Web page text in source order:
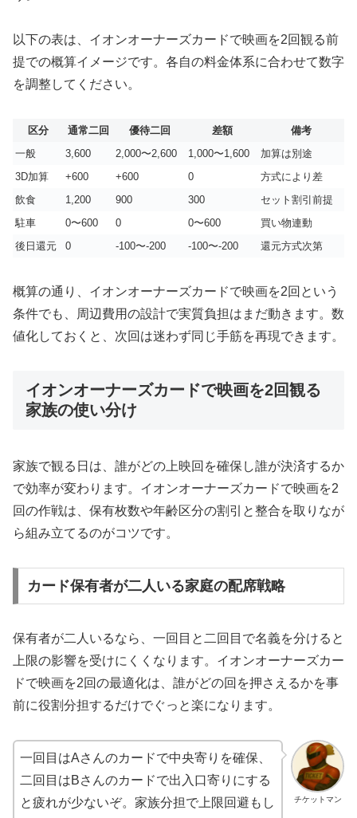
以下の表は、イオンオーナーズカードで映画を2回観る前
提での概算イメージです。各自の料金体系に合わせて数字
を調整してください。
区分 通常二回 優待二回 差額
備考
一般
3,600 2,000〜2,600 1,000〜1,600
加算は別途
3D加算
+600 +600 0
方式により差
飲食
1,200 900 300
セット割引前提
駐車
0〜600 0 0〜600
買い物連動
後日還元
0 -100〜-200 -100〜-200 還元方式次第
概算の通り、イオンオーナーズカードで映画を2回という
条件でも、周辺費用の設計で実質負担はまだ動きます。数
値化しておくと、次回は迷わず同じ手筋を再現できます。
イオンオーナーズカードで映画を2回観る
家族の使い分け
家族で観る日は、誰がどの上映回を確保し誰が決済するか
で効率が変わります。イオンオーナーズカードで映画を2
回の作戦は、保有枚数や年齢区分の割引と整合を取りなが
ら組み立てるのがコツです。
カード保有者が二人いる家庭の配席戦略
保有者が二人いるなら、一回目と二回目で名義を分けると
上限の影響を受けにくくなります。イオンオーナーズカー
ドで映画を2回の最適化は、誰がどの回を押さえるかを事
前に役割分担するだけでぐっと楽になります。
チケットマン
一回目はAさんのカードで中央寄りを確保、
二回目はBさんのカードで出入口寄りにする
と疲れが少ないぞ。家族分担で上限回避もし